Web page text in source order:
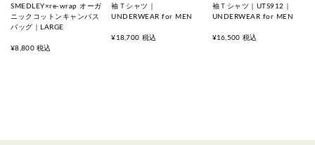
SMEDLEY×re-wrap オーガ
ニックコットンキャンバス
バッグ｜LARGE
¥8,800 税込
袖Ｔシャツ｜
UNDERWEAR for MEN
¥18,700 税込
袖Ｔシャツ｜UTS912｜
UNDERWEAR for MEN
¥16,500 税込